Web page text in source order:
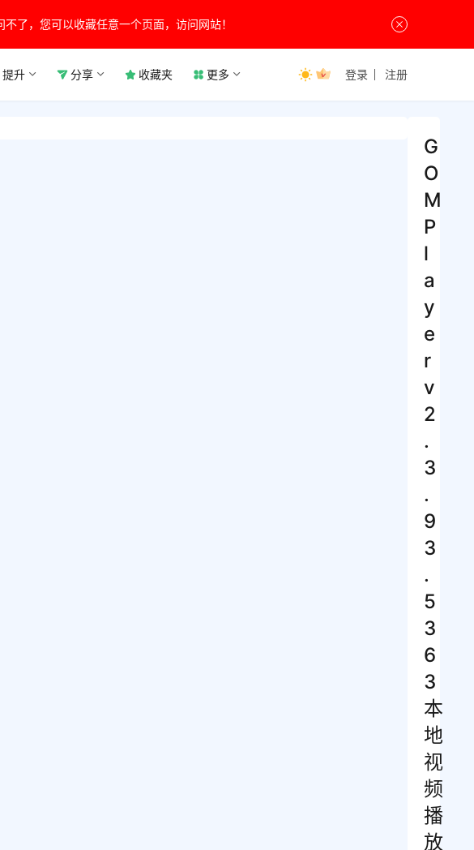
了，您可以收藏任意一个页面，访问网站！
提升 分享 收藏夹 更多 登录 注册
G
O
M
P
l
a
y
e
r
v
2
.
3
.
9
3
.
5
3
6
3
本
地
视
频
播
放